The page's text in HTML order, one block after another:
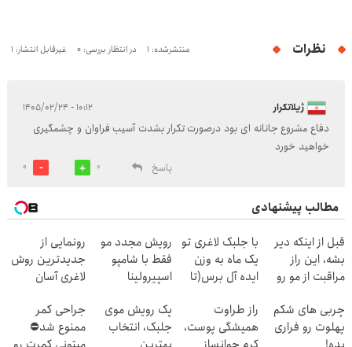
نظرات منتشرشده: 1 در انتظار بررسی: 0 غیرقابل انتشار: 1
ژیلاتکرار ۱۰:۱۲ - ۱۴۰۵/۰۲/۲۴
دفاع مشروع جانانه ای بود درصورت تکرار بشدت آسیب فراوان و چشمگیری
خواهید خورد
پاسخ
0
0
مطالب پیشنهادی
قبل از اینکه دیر
بشه، این راز
مراقبت از مو رو
با جلبک لاغری تو
یک ماه به وزن
ایده آل برس(تا
ویژه)
رویش مجدد مو
فقط با شامپو
اسپیرولینا
رونمایی از
جدیدترین روش
لاغری آسان
امشب)
چربی های شکم
پهلوت رو فراری
راز طراوت
همیشگی پوست،
پک رویش موی
جلبک، انتخاب
جراحی کمر
ممنوع شد⛔